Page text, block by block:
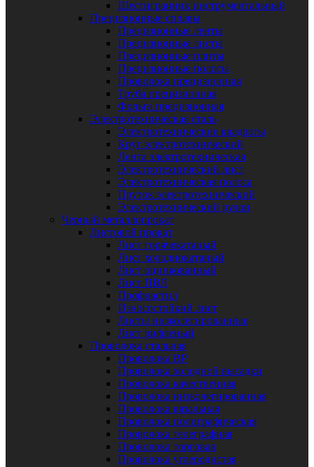
Шестигранник инструментальный
Прецизионные сплавы
Прецизионные ленты
Прецизионные листы
Прецизионные плиты
Прецизионные полосы
Проволока прецизионная
Труба прецизионная
Фольга прецизионная
Электротехническая сталь
Электротехнические квадраты
Круг электротехнический
Лента электротехническая
Электротехнический лист
Электротехническая полоса
Пруток электротехнический
Электротехнический рулон
Черный металлопрокат
Листовой прокат
Лист горячекатаный
Лист холоднокатаный
Лист оцинкованный
Лист ПВЛ
Профнастил
Износостойкий лист
Листы низколегированные
Лист рифленый
Проволока стальная
Проволока ВР
Проволока холодной высадки
Проволока качественная
Проволока низколегированная
Проволока вязальная
Проволока полиграфическая
Проволока телеграфная
Проволока торговая
Проволока углеродистая